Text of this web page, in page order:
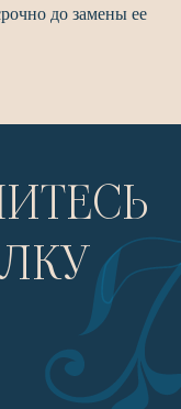
до замены ее